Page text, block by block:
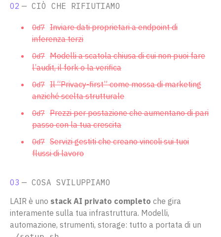
02 — CIÒ CHE RIFIUTIAMO
Inviare dati proprietari a endpoint di
inferenza terzi
Modelli a scatola chiusa di cui non puoi fare
l’audit, il fork o la verifica
Il “Privacy-first” come mossa di marketing
anziché scelta strutturale
Prezzi per postazione che aumentano di pari
passo con la tua crescita
Servizi gestiti che creano vincoli sui tuoi
flussi di lavoro
03 — COSA SVILUPPIAMO
LAIR è uno stack AI privato completo che gira
interamente sulla tua infrastruttura. Modelli,
automazione, strumenti, storage: tutto a portata di un